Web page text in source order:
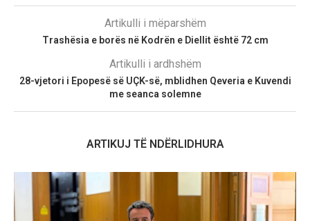
Artikulli i mëparshëm
Trashësia e borës në Kodrën e Diellit është 72 cm
Artikulli i ardhshëm
28-vjetori i Epopesë së UÇK-së, mblidhen Qeveria e Kuvendi
me seanca solemne
ARTIKUJ TË NDËRLIDHURA